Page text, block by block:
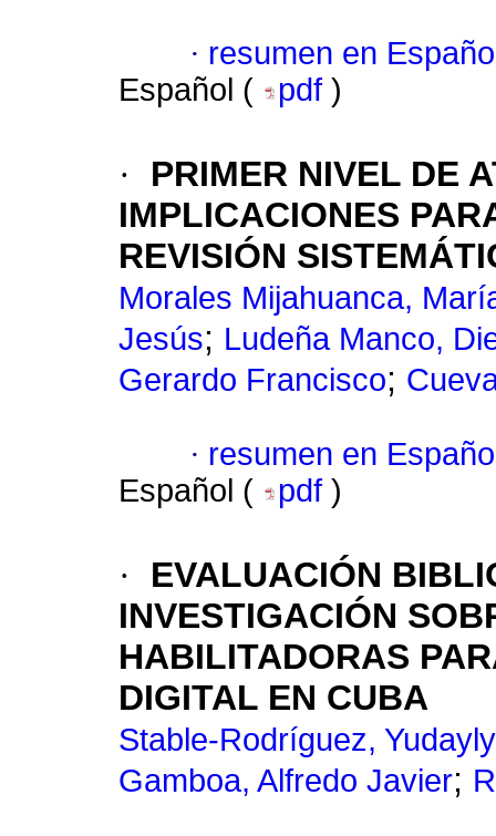
· resumen en
Español (
pdf )
·
PRIMER NIVEL DE
IMPLICACIONES
REVISIÓN
Morales Mijahuanca,
Jesús; Ludeña Manco,
Gerardo Francisco;
· resumen en
Español (
pdf )
·
EVALUACIÓN
INVESTIGACIÓN
HABILITADORAS
DIGITAL EN CUBA
Stable-Rodríguez, Yudayly
Gamboa, Alfredo Javier;